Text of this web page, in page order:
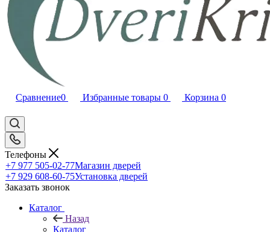
Сравнение0 Избранные товары 0 Корзина 0
Телефоны
+7 977 505-02-77Магазин дверей
+7 929 608-60-75Установка дверей
Заказать звонок
Каталог
Назад
Каталог